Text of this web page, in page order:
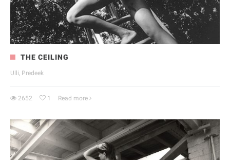
THE CEILING
Ulli, Predeek
2652 1 Read more